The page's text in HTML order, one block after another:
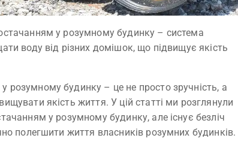
у розумному будинку – система
воду від різних домішок, що підвищує якість
будинку – це не просто зручність, а
якість життя. У цій статті ми розглянули
у розумному будинку, але існує безліч
полегшити життя власників розумних будинків.